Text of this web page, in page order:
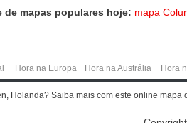
de mapas populares hoje: mapa
Hora na Europa Hora na Austrália Hora
Holanda? Saiba mais com este online